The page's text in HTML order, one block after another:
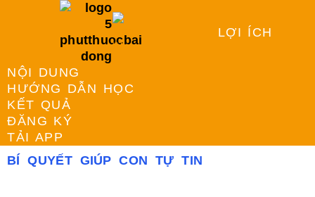
LỢI ÍCH
NỘI DUNG
HƯỚNG DẪN HỌC
KẾT QUẢ
ĐĂNG KÝ
TẢI APP
BÍ QUYẾT GIÚP CON TỰ TIN